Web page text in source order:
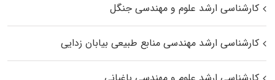
کارشناسی ارشد علوم و مهندسی جنگل
کارشناسی ارشد مهندسی منابع طبیعی بیابان زدایی